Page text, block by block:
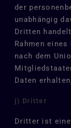
der
unabhängig
Dritten
Rahmen
nach dem
Daten
j) Dritter
Dritter ist